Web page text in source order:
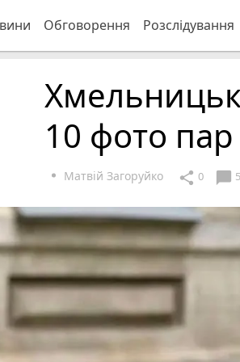
Обговорення Розслідування
10 фото
Матвій Загоруйко share 0 chat_bubble 5